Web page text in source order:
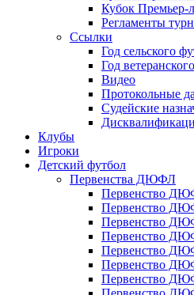
Кубок
Регламенты
Ссылки
Год сельского
Год
Видео
Протокольные
Судейские
Клубы
Игроки
Детский футбол
Первенства ДЮФЛ
Первенство
Первенство
Первенство
Первенство
Первенство
Первенство
Первенство